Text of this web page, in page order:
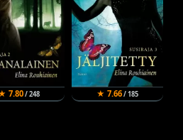
7.80/ 248 ★ 7.66/ 185